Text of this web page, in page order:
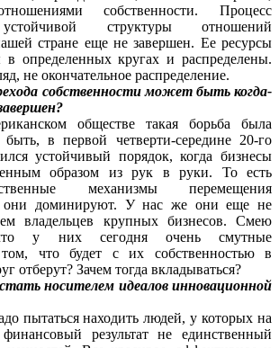
собственности. Процесс
структуры отношений
стране еще не завершен. Ее ресурсы
в определенных кругах и распределены.
не окончательное распределение.
собственности может быть когда-
обществе такая борьба была
в первой четверти-середине 20-го
устойчивый порядок, когда бизнесы
образом из рук в руки. То есть
механизмы перемещения
они доминируют. У нас же они еще не
владельцев крупных бизнесов. Смею
у них сегодня очень смутные
том, что будет с их собственностью в
отберут? Зачем тогда вкладываться?
носителем идеалов инновационной
пытаться находить людей, у которых на
результат не единственный